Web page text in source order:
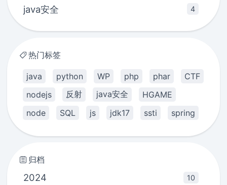
java安全 4
热门标签
java python WP php phar
CTF
nodejs
反射 java安全
HGAME
node
SQL js jdk17 ssti spring
归档
2024 10